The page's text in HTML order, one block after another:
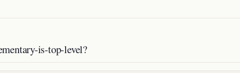
is-top-level?